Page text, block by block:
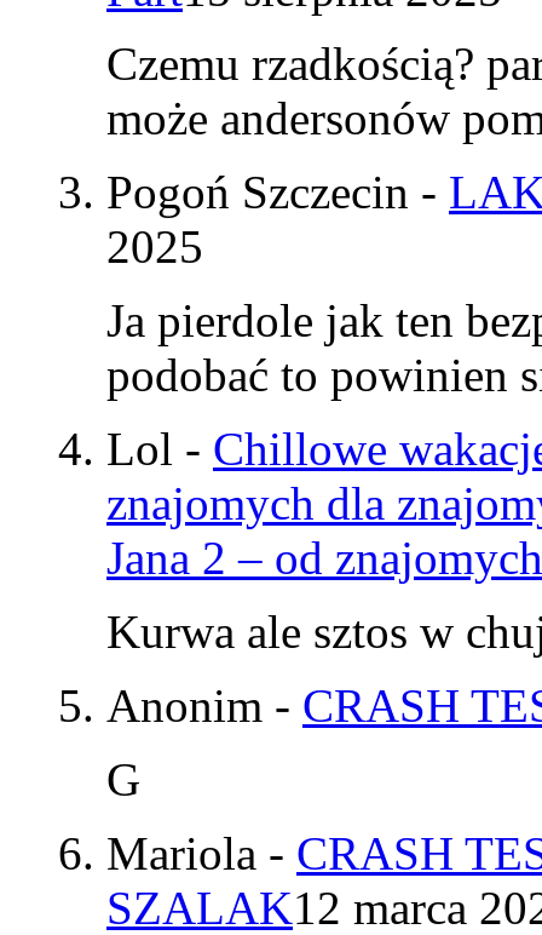
Czemu rzadkością?
może andersonów
Pogoń Szczecin -
2025
Ja pierdole jak ten
podobać to powinien
Lol - Chillowe
znajomych dla
Jana 2 – od
Kurwa ale sztos w
Anonim - CRASH
G
Mariola - CRASH
SZALAK12 marca